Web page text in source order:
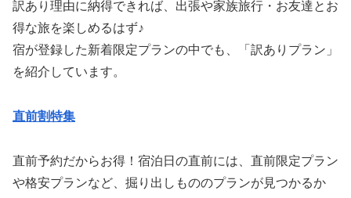
訳あり理由に納得できれば、出張や家族旅行・お友達とお
得な旅を楽しめるはず♪
宿が登録した新着限定プランの中でも、「訳ありプラン」
を紹介しています。
直前割特集
直前予約だからお得！宿泊日の直前には、直前限定プラン
や格安プランなど、掘り出しもののプランが見つかるか